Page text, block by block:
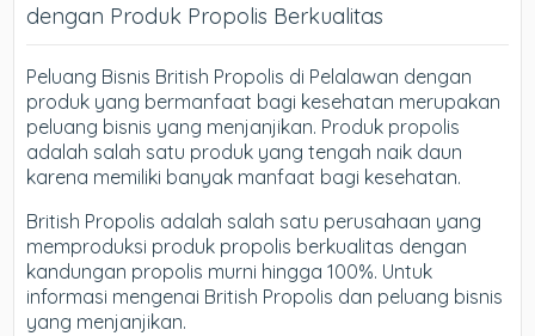
dengan Produk Propolis Berkualitas
Peluang Bisnis British Propolis di Pelalawan dengan
produk yang bermanfaat bagi kesehatan merupakan
peluang bisnis yang menjanjikan. Produk propolis
adalah salah satu produk yang tengah naik daun
karena memiliki banyak manfaat bagi kesehatan.
British Propolis adalah salah satu perusahaan yang
memproduksi produk propolis berkualitas dengan
kandungan propolis murni hingga 100%. Untuk
informasi mengenai British Propolis dan peluang bisnis
yang menjanjikan.